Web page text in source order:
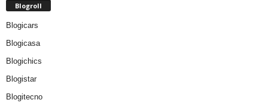
Blogroll
Blogicars
Blogicasa
Blogichics
Blogistar
Blogitecno